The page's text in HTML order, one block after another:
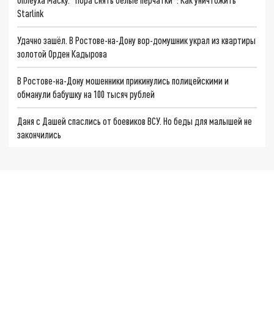
Starlink
Удачно зашёл. В Ростове-на-Дону вор-домушник украл из квартиры
золотой Орден Кадырова
В Ростове-на-Дону мошенники прикинулись полицейскими и
обманули бабушку на 100 тысяч рублей
Даня с Дашей спаслись от боевиков ВСУ. Но беды для малышей не
закончились